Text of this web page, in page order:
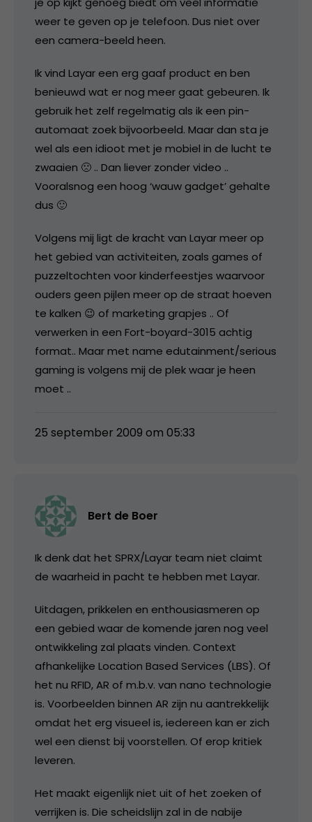
weer te geven op je telefoon. Dus niet over
een camera-beeld heen.
Ik vind Layar een erg gaaf product en ben
benieuwd wat er nog meer gaat gebeuren. Ik
gebruik het zelf regelmatig als ik een pin-
automaat zoek bijvoorbeeld. Maar dan sta je
wel als een idioot met je mobiel in de lucht te
zwaaien 🙁 .. Dan liever zonder video ..
Vooralsnog een hoog ‘wauw gadget’ gehalte
dus 🙂
Volgens mij ligt de kracht van Layar meer op
het gebied van activiteiten, zoals games of
puzzeltochten voor kinderfeestjes waarvoor
ouders geen pijlen meer op de straat hoeven
te kalken 😉 of marketing grapjes .. Of
verwerken in een Fort-boyard-3015 achtig
format.. Maar met name edutainment/serious
gaming is volgens mij de plek waar je heen
moet ..
25 september 2009 om 05:33
Bert de Boer
Ik denk dat het SPRX/Layar team niet claimt
de waarheid in pacht te hebben met Layar.
Uitdagen, prikkelen en enthousiasmeren op
een gebied waar de komende jaren nog veel
ontwikkeling zal plaats vinden. Context
afhankelijke Location Based Services (LBS). Of
het nu RFID, AR of m.b.v. van nano technologie
is. Voorbeelden binnen AR zijn nu aantrekkelijk
omdat het erg visueel is, iedereen kan er zich
wel een dienst bij voorstellen. Of erop kritiek
leveren.
Het maakt eigenlijk niet uit of het zoeken of
verrijken is. Die scheidslijn zal in de nabije